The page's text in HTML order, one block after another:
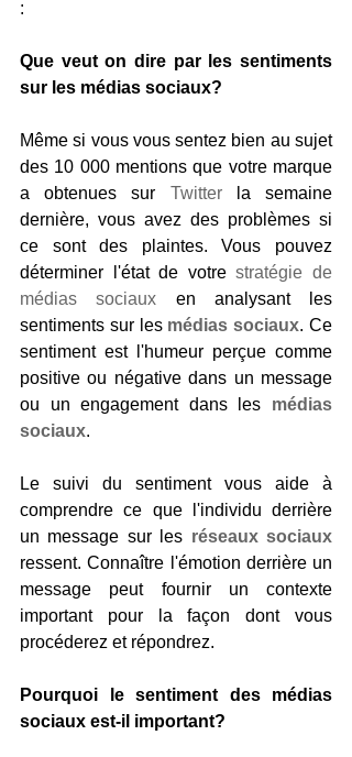
:
Que veut on dire par les sentiments
sur les médias sociaux?
Même si vous vous sentez bien au sujet
des 10 000 mentions que votre marque
a obtenues sur Twitter la semaine
dernière, vous avez des problèmes si
ce sont des plaintes. Vous pouvez
déterminer l'état de votre stratégie de
médias sociaux en analysant les
sentiments sur les médias sociaux. Ce
sentiment est l'humeur perçue comme
positive ou négative dans un message
ou un engagement dans les
médias
sociaux.
Le suivi du sentiment vous aide à
comprendre ce que l'individu derrière
un message sur les réseaux sociaux
ressent. Connaître l'émotion derrière un
message peut fournir un contexte
important pour la façon dont vous
procéderez et répondrez.
Pourquoi le sentiment des médias
sociaux est-il important?